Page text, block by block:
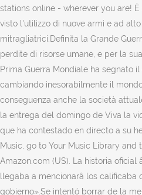
stations online - wherever you are!
visto l'utilizzo di nuove armi e ad
mitragliatrici.Definita la Grande
perdite di risorse umane, e per la
Prima Guerra Mondiale ha segnato
cambiando inesorabilmente il
conseguenza anche la società
la entrega del domingo de Viva la
que ha contestado en directo a su
Music, go to Your Music Library
Amazon.com (US). La historia oficial
llegaba a mencionarâ los
gobierno».Se intentó borrar de la